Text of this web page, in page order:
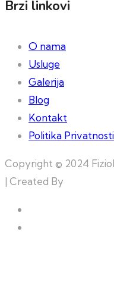
Brzi linkovi
O nama
Usluge
Galerija
Blog
Kontakt
Politika Privatnosti
Copyright © 2024
| Created By